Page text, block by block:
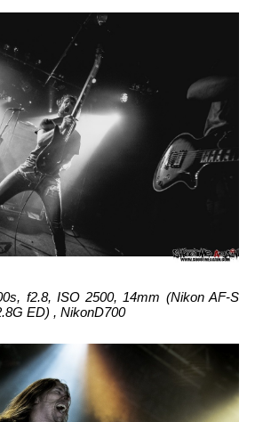
f2.8, ISO 2500, 14mm (Nikon AF-S
ED) , NikonD700